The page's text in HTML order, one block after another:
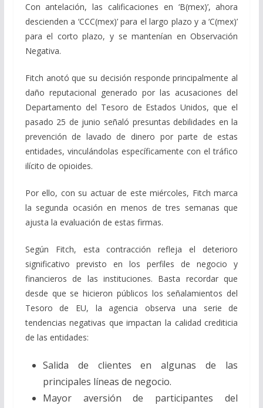
Con antelación, las calificaciones en ‘B(mex)’, ahora
descienden a ‘CCC(mex)’ para el largo plazo y a ‘C(mex)’
para el corto plazo, y se mantenían en Observación
Negativa.
Fitch anotó que su decisión responde principalmente al
daño reputacional generado por las acusaciones del
Departamento del Tesoro de Estados Unidos, que el
pasado 25 de junio señaló presuntas debilidades en la
prevención de lavado de dinero por parte de estas
entidades, vinculándolas específicamente con el tráfico
ilícito de opioides.
Por ello, con su actuar de este miércoles, Fitch marca
la segunda ocasión en menos de tres semanas que
ajusta la evaluación de estas firmas.
Según Fitch, esta contracción refleja el deterioro
significativo previsto en los perfiles de negocio y
financieros de las instituciones. Basta recordar que
desde que se hicieron públicos los señalamientos del
Tesoro de EU, la agencia observa una serie de
tendencias negativas que impactan la calidad crediticia
de las entidades:
Salida de clientes en algunas de las
principales líneas de negocio.
Mayor aversión de participantes del